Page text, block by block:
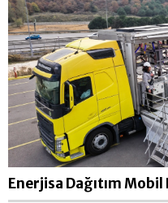
Enerjisa Dağıtım